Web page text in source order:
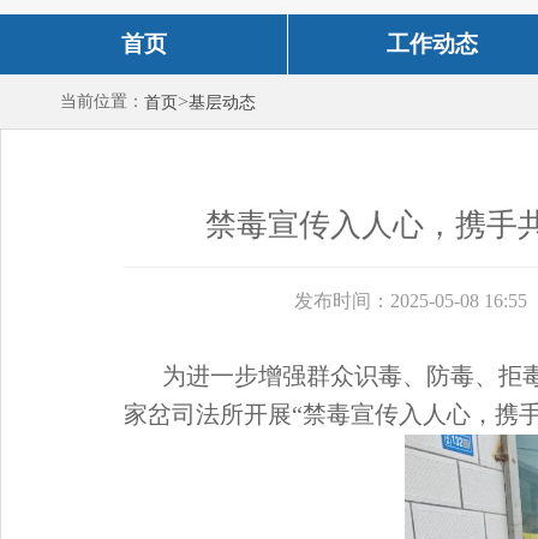
首页 工作动态
当前位置： 首页>基层动态
禁毒宣传入人心，携
发布时间：2025-05-08 16:55
为进一步增强群众识毒、防毒、拒
家岔司法所开展“禁毒宣传入人心，携